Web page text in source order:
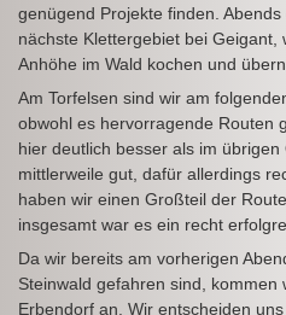
genügend Projekte finden.
nächste Klettergebiet bei
Anhöhe im Wald kochen und
Am Torfelsen sind wir am
obwohl es hervorragende Routen
hier deutlich besser als im
mittlerweile gut, dafür allerdings
haben wir einen Großteil der
insgesamt war es ein recht
Da wir bereits am vorherigen
Steinwald gefahren sind,
Erbendorf an. Wir entscheiden